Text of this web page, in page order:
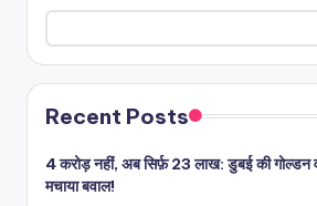
Recent Posts
4 करोड़ नहीं, अब सिर्फ़ 23 लाख: डुबई की गोल्डन
मचाया बवाल!